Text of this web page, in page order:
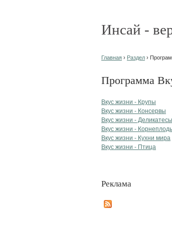
Инсай -
Главная › Раздел ›
Программа
Вкус жизни - Крупы
Вкус жизни - Консервы
Вкус жизни - Деликатесы
Вкус жизни -
Вкус жизни - Кухни мира
Вкус жизни - Птица
Реклама